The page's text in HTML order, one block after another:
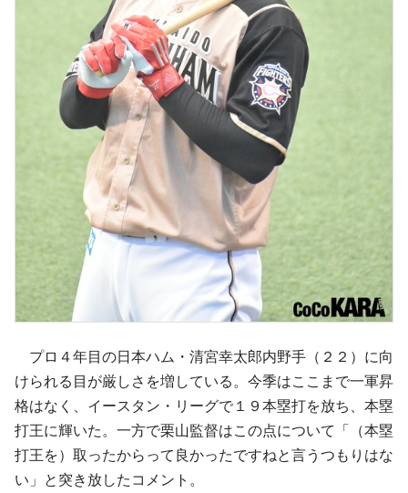
プロ４年目の日本ハム・清宮幸太郎内野手（２２）に向
けられる目が厳しさを増している。今季はここまで一軍昇
格はなく、イースタン・リーグで１９本塁打を放ち、本塁
打王に輝いた。一方で栗山監督はこの点について「（本塁
打王を）取ったからって良かったですねと言うつもりはな
い」と突き放したコメント。